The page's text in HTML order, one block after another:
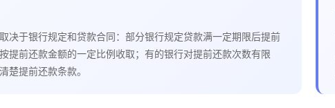
决于银行规定和贷款合同：部分银行规定贷款满一定期限后提前
提前还款金额的一定比例收取；有的银行对提前还款次数有限
楚提前还款条款。